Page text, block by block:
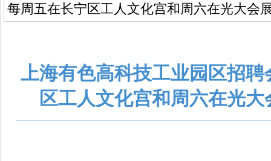
每周五在长宁区工人文化宫和周六在光大会
上海有色高科技工业园区招
区工人文化宫和周六在光